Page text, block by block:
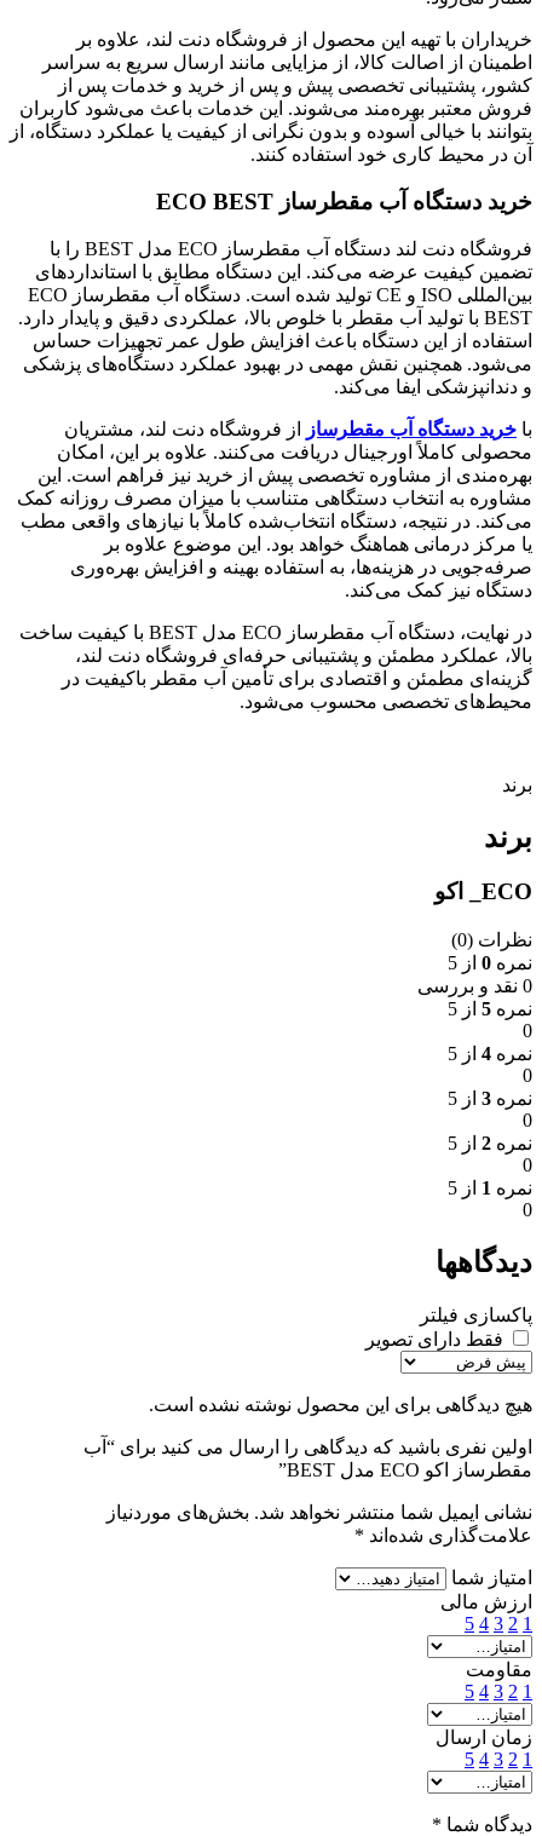
خریداران با تهیه این محصول از فروشگاه دنت لند، علاوه بر
اطمینان از اصالت کالا، از مزایایی مانند ارسال سریع به سراسر
کشور، پشتیبانی تخصصی پیش و پس از خرید و خدمات پس از
فروش معتبر بهره‌مند می‌شوند. این خدمات باعث می‌شود کاربران
بتوانند با خیالی آسوده و بدون نگرانی از کیفیت یا عملکرد دستگاه، از
آن در محیط کاری خود استفاده کنند.
خرید دستگاه آب مقطرساز ECO BEST
فروشگاه دنت لند دستگاه آب مقطرساز ECO مدل BEST را با
تضمین کیفیت عرضه می‌کند. این دستگاه مطابق با استانداردهای
بین‌المللی ISO و CE تولید شده است. دستگاه آب مقطرساز ECO
BEST با تولید آب مقطر با خلوص بالا، عملکردی دقیق و پایدار دارد.
استفاده از این دستگاه باعث افزایش طول عمر تجهیزات حساس
می‌شود. همچنین نقش مهمی در بهبود عملکرد دستگاه‌های پزشکی
و دندانپزشکی ایفا می‌کند.
با خرید دستگاه آب مقطرساز
از فروشگاه دنت لند، مشتریان
محصولی کاملاً اورجینال دریافت می‌کنند. علاوه بر این، امکان
بهره‌مندی از مشاوره تخصصی پیش از خرید نیز فراهم است. این
مشاوره به انتخاب دستگاهی متناسب با میزان مصرف روزانه کمک
می‌کند. در نتیجه، دستگاه انتخاب‌شده کاملاً با نیازهای واقعی مطب
یا مرکز درمانی هماهنگ خواهد بود. این موضوع علاوه بر
صرفه‌جویی در هزینه‌ها، به استفاده بهینه و افزایش بهره‌وری
دستگاه نیز کمک می‌کند.
در نهایت، دستگاه آب مقطرساز ECO مدل BEST با کیفیت ساخت
بالا، عملکرد مطمئن و پشتیبانی حرفه‌ای فروشگاه دنت لند،
گزینه‌ای مطمئن و اقتصادی برای تأمین آب مقطر باکیفیت در
محیط‌های تخصصی محسوب می‌شود.
برند
برند
ECO_ اکو
نظرات (0)
نمره 0 از 5
0 نقد و بررسی
نمره 5 از 5
0
نمره 4 از 5
0
نمره 3 از 5
0
نمره 2 از 5
0
نمره 1 از 5
0
دیدگاهها
پاکسازی فیلتر
فقط دارای تصویر
هیچ دیدگاهی برای این محصول نوشته نشده است.
اولین نفری باشید که دیدگاهی را ارسال می کنید برای “آب
مقطرساز اکو ECO مدل BEST”
نشانی ایمیل شما منتشر نخواهد شد. بخش‌های موردنیاز
علامت‌گذاری شده‌اند *
امتیاز شما
ارزش مالی
1
2
3
4
5
مقاومت
1
2
3
4
5
زمان ارسال
1
2
3
4
5
دیدگاه شما *